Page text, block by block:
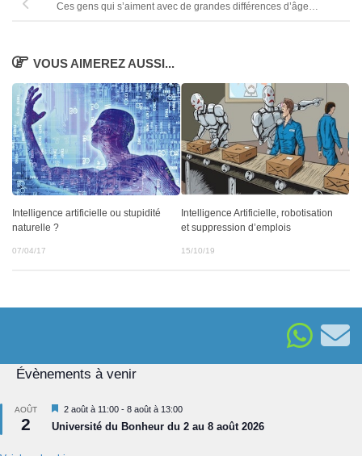
Ces gens qui s’aiment avec de grandes différences d’âge…
VOUS AIMEREZ AUSSI...
Intelligence artificielle ou stupidité
naturelle ?
07/04/17
Intelligence Artificielle, robotisation
et suppression d’emplois
15/10/19
Évènements à venir
AOÛT
2
Mis
en
avant
2 août à 11:00 - 8 août à 13:00
Université du Bonheur du 2 au 8 août 2026